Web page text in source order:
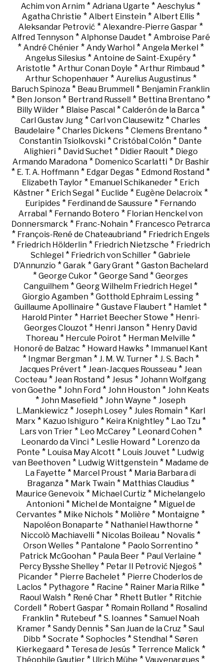
Achim von Arnim * Adriana Ugarte * Aeschylus *
Agatha Christie * Albert Einstein* Albert Ellis*
Aleksandar Petrović * Alexandre-Pierre Gaspar *
Alfred Tennyson* Alphonse Daudet * Ambroise Paré
* André Chénier* Andy Warhol * Angela Merkel *
Angelus Silesius * Antoine de Saint-Exupéry *
Aristotle * Arthur Conan Doyle * Arthur Rimbaud *
Arthur Schopenhauer* Aurelius Augustinus*
Baruch Spinoza * Beau Brummell * Benjamin Franklin
* Ben Jonson* Bertrand Russell * Bettina Brentano *
Billy Wilder* Blaise Pascal* Calderón de la Barca*
Carl Gustav Jung * Carl von Clausewitz * Charles
Baudelaire * Charles Dickens* Clemens Brentano *
Constantin Tsiolkovski * Cristóbal Colón * Dante
Alighieri* David Suchet * Didier Raoult * Diego
Armando Maradona* Domenico Scarlatti* Dr Bashir
* E. T. A. Hoffmann * Edgar Degas * Edmond Rostand *
Elizabeth Taylor * Emanuel Schikaneder * Erich
Kästner * Erich Segal * Euclide * Eugène Delacroix *
Euripides* Ferdinand de Saussure * Fernando
Arrabal * Fernando Botero * Florian Henckel von
Donnersmarck * Franc-Nohain* Francesco Petrarca
* François-René de Chateaubriand* Friedrich Engels
* Friedrich Hölderlin* Friedrich Nietzsche * Friedrich
Schlegel * Friedrich von Schiller * Gabriele
D'Annunzio * Garak * Gary Grant * Gaston Bachelard
* George Cukor * George Sand * Georges
Canguilhem * Georg Wilhelm Friedrich Hegel *
Giorgio Agamben * Gotthold Ephraim Lessing *
Guillaume Apollinaire * Gustave Flaubert * Hamlet *
Harold Pinter* Harriet Beecher Stowe * Henri-
Georges Clouzot * Henri Janson * Henry David
Thoreau * Hercule Poirot * Herman Melville *
Honoré de Balzac * Howard Hawks* Immanuel Kant
* Ingmar Bergman* J. M. W. Turner* J. S. Bach*
Jacques Prévert * Jean-Jacques Rousseau * Jean
Cocteau * Jean Rostand * Jesus * Johann Wolfgang
von Goethe * John Ford * John Houston * John Keats
* John Masefield * John Wayne * Joseph
L.Mankiewicz* Joseph Losey* Jules Romain* Karl
Marx * Kazuo Ishiguro * Keira Knightley* Lao Tzu*
Lars von Trier* Leo McCarey* Leonard Cohen*
Leonardo da Vinci * Leslie Howard * Lorenzo da
Ponte * Louisa May Alcott * Louis Jouvet * Ludwig
van Beethoven * Ludwig Wittgenstein * Madame de
La Fayette * Marcel Proust * Maria Barbara di
Braganza* Mark Twain* Matthias Claudius*
Maurice Genevoix * Michael Curtiz * Michelangelo
Antonioni* Michel de Montaigne * Miguel de
Cervantes * Mike Nichols * Molière * Montaigne *
Napoléon Bonaparte * Nathaniel Hawthorne *
Niccolò Machiavelli * Nicolas Boileau * Novalis *
Orson Welles* Pantalone * Paolo Sorrentino *
Patrick McGoohan * Paula Beer * Paul Verlaine *
Percy Bysshe Shelley * Petar II Petrović Njegoš *
Picander * Pierre Bachelet * Pierre Choderlos de
Laclos* Pythagore * Racine * Rainer Maria Rilke *
Raoul Walsh* René Char* Rhett Butler* Ritchie
Cordell * Robert Gaspar* Romain Rolland* Rosalind
Franklin* Rutebeuf* S. Ioannes* Samuel Noah
Kramer * Sandy Dennis * San Juan de la Cruz * Saul
Dibb * Socrate * Sophocles * Stendhal * Søren
Kierkegaard* Teresa de Jesús* Terrence Malick *
Théophile Gautier * Ulrich Mühe * Vauvenargues *